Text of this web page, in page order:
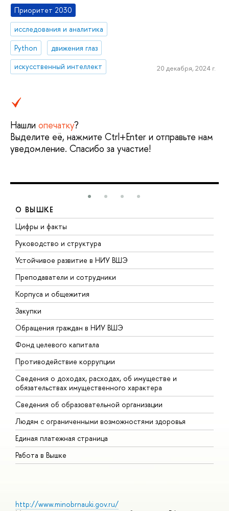
Приоритет 2030
исследования и аналитика
Python
движения глаз
искусственный интеллект
20 декабря, 2024 г.
Нашли опечатку?
Выделите её, нажмите Ctrl+Enter и отправьте нам
уведомление. Спасибо за участие!
О ВЫШКЕ
Цифры и факты
Руководство и структура
Устойчивое развитие в НИУ ВШЭ
Преподаватели и сотрудники
Корпуса и общежития
Закупки
Обращения граждан в НИУ ВШЭ
Фонд целевого капитала
Противодействие коррупции
Сведения о доходах, расходах, об имуществе и
обязательствах имущественного характера
Сведения об образовательной организации
Людям с ограниченными возможностями здоровья
Единая платежная страница
Работа в Вышке
http://www.minobrnauki.gov.ru/